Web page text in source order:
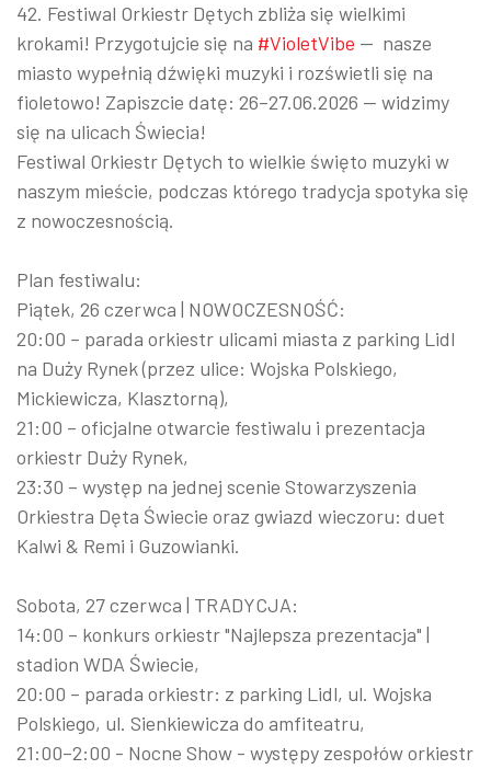
42. Festiwal Orkiestr Dętych zbliża się wielkimi
krokami! Przygotujcie się na #VioletVibe — nasze
miasto wypełnią dźwięki muzyki i rozświetli się na
fioletowo! Zapiszcie datę: 26–27.06.2026 — widzimy
się na ulicach Świecia!
Festiwal Orkiestr Dętych to wielkie święto muzyki w
naszym mieście, podczas którego tradycja spotyka się
z nowoczesnością.
Plan festiwalu:
Piątek, 26 czerwca | NOWOCZESNOŚĆ:
20:00 – parada orkiestr ulicami miasta z parking Lidl
na Duży Rynek (przez ulice: Wojska Polskiego,
Mickiewicza, Klasztorną),
21:00 – oficjalne otwarcie festiwalu i prezentacja
orkiestr Duży Rynek,
23:30 – występ na jednej scenie Stowarzyszenia
Orkiestra Dęta Świecie oraz gwiazd wieczoru: duet
Kalwi & Remi i Guzowianki.
Sobota, 27 czerwca | TRADYCJA:
14:00 – konkurs orkiestr "Najlepsza prezentacja" |
stadion WDA Świecie,
20:00 – parada orkiestr: z parking Lidl, ul. Wojska
Polskiego, ul. Sienkiewicza do amfiteatru,
21:00–2:00 - Nocne Show - występy zespołów orkiestr